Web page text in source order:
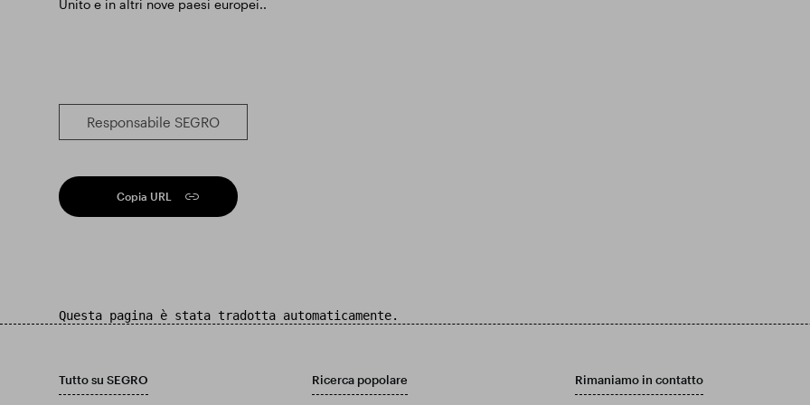
Unito e in altri nove paesi europei..
Responsabile SEGRO
Copia URL
Questa pagina è stata tradotta automaticamente.
Tutto su SEGRO Ricerca popolare Rimaniamo in contatto